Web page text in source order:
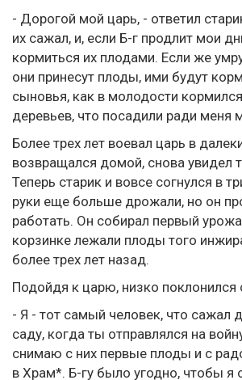
- Дорогой мой царь, - ответил
их сажал, и, если Б-г продлит мои
кормиться их плодами. Если же
они принесут плоды, ими будут
сыновья, как в молодости
деревьев, что посадили ради меня
Более трех лет воевал царь в
возвращался домой, снова увидел
Теперь старик и вовсе согнулся в
руки еще больше дрожали, но он
работать. Он собирал первый
корзинке лежали плоды того
более трех лет назад.
Подойдя к царю, низко поклонился
- Я - тот самый человек, что сажал
саду, когда ты отправлялся на
снимаю с них первые плоды и с
в Храм*. Б-гу было угодно, чтобы я